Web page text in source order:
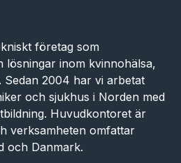
företag som
inom kvinnohälsa,
2004 har vi arbetat
och sjukhus i Norden med
Huvudkontoret är
verksamheten omfattar
och Danmark.